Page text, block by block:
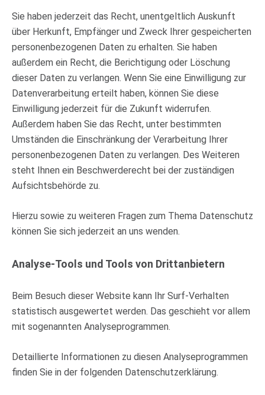
Sie haben jederzeit das Recht, unentgeltlich Auskunft
über Herkunft, Empfänger und Zweck Ihrer gespeicherten
personenbezogenen Daten zu erhalten. Sie haben
außerdem ein Recht, die Berichtigung oder Löschung
dieser Daten zu verlangen. Wenn Sie eine Einwilligung zur
Datenverarbeitung erteilt haben, können Sie diese
Einwilligung jederzeit für die Zukunft widerrufen.
Außerdem haben Sie das Recht, unter bestimmten
Umständen die Einschränkung der Verarbeitung Ihrer
personenbezogenen Daten zu verlangen. Des Weiteren
steht Ihnen ein Beschwerderecht bei der zuständigen
Aufsichtsbehörde zu.
Hierzu sowie zu weiteren Fragen zum Thema Datenschutz
können Sie sich jederzeit an uns wenden.
Analyse-Tools und Tools von Dritt­anbietern
Beim Besuch dieser Website kann Ihr Surf-Verhalten
statistisch ausgewertet werden. Das geschieht vor allem
mit sogenannten Analyseprogrammen.
Detaillierte Informationen zu diesen Analyseprogrammen
finden Sie in der folgenden Datenschutzerklärung.